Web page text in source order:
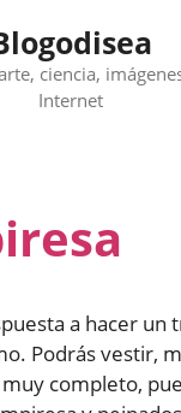
ciencia,
Internet
a hacer un
Podrás vestir,
completo,